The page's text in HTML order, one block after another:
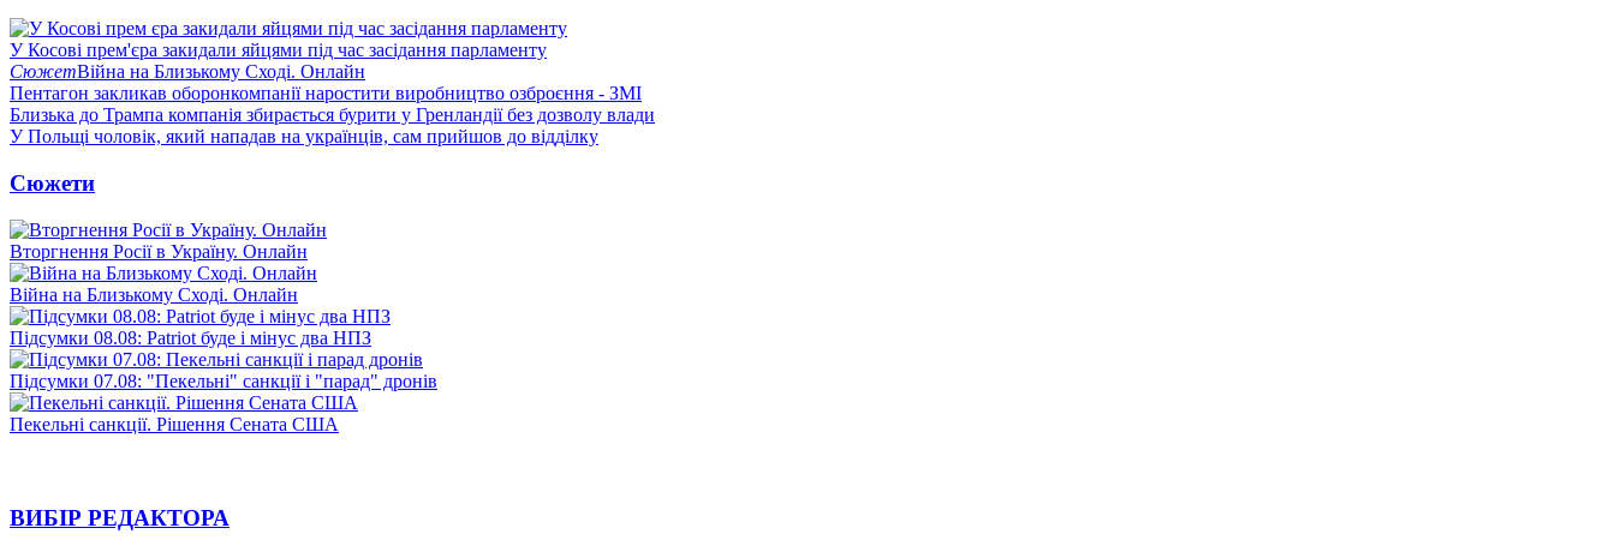
У Косові прем'єра закидали яйцями під час засідання парламенту
СюжетВійна на Близькому Сході. Онлайн
Пентагон закликав оборонкомпанії наростити виробництво озброєння - ЗМІ
Близька до Трампа компанія збирається бурити у Гренландії без дозволу влади
У Польщі чоловік, який нападав на українців, сам прийшов до відділку
Сюжети
Вторгнення Росії в Україну. Онлайн
Війна на Близькому Сході. Онлайн
Підсумки 08.08: Patriot буде і мінус два НПЗ
Підсумки 07.08: "Пекельні" санкції і "парад" дронів
Пекельні санкції. Рішення Сената США
ВИБІР РЕДАКТОРА